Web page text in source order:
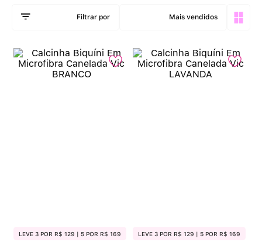
Mais vendidos
LEVE 3 POR R$ 129 | 5 POR R$ 169 LEVE 3 POR R$ 129 | 5 POR R$ 169
3º Sutiã Bojo
9º Sutiã Sustentação